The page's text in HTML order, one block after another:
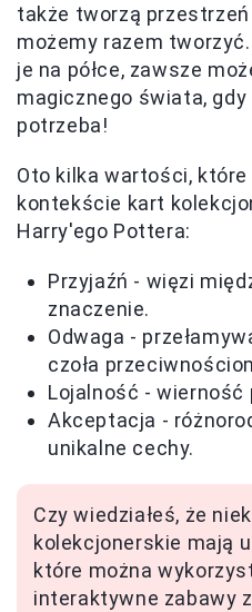
także tworzą
możemy razem
je na półce, zawsze
magicznego świata,
potrzeba!
Oto kilka wartości,
kontekście kart
Harry'ego Pottera:
Przyjaźń - więzi
znaczenie.
Odwaga -
czoła
Lojalność - wierność
Akceptacja -
unikalne cechy.
Czy wiedziałeś, że
kolekcjonerskie mają
które można
interaktywne zabawy